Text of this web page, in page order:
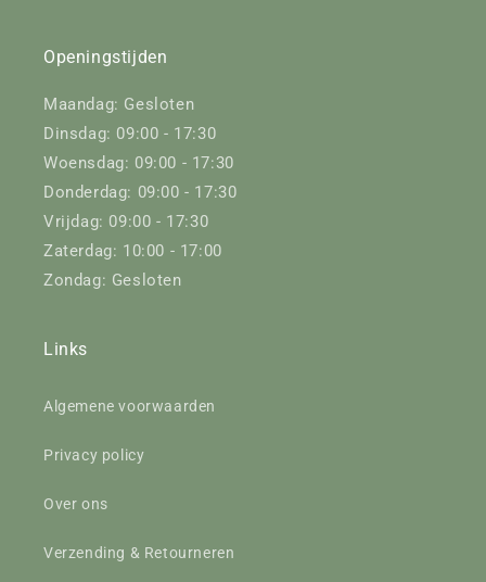
Openingstijden
Maandag: Gesloten
Dinsdag: 09:00 - 17:30
Woensdag: 09:00 - 17:30
Donderdag: 09:00 - 17:30
Vrijdag: 09:00 - 17:30
Zaterdag: 10:00 - 17:00
Zondag: Gesloten
Links
Algemene voorwaarden
Privacy policy
Over ons
Verzending & Retourneren